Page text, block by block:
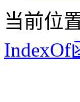
当前位置
IndexOf